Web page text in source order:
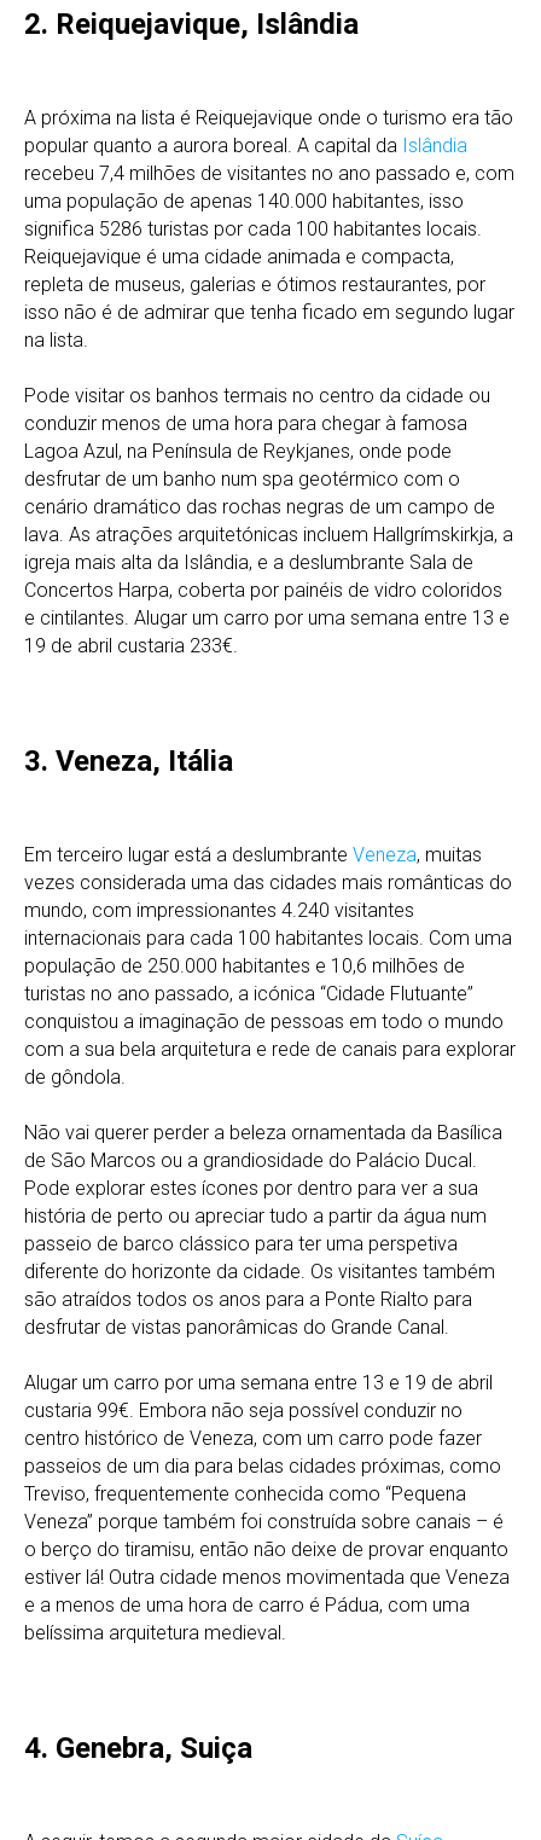
2. Reiquejavique, Islândia
A próxima na lista é Reiquejavique onde o turismo era tão
popular quanto a aurora boreal. A capital da Islândia
recebeu 7,4 milhões de visitantes no ano passado e, com
uma população de apenas 140.000 habitantes, isso
significa 5286 turistas por cada 100 habitantes locais.
Reiquejavique é uma cidade animada e compacta,
repleta de museus, galerias e ótimos restaurantes, por
isso não é de admirar que tenha ficado em segundo lugar
na lista.
Pode visitar os banhos termais no centro da cidade ou
conduzir menos de uma hora para chegar à famosa
Lagoa Azul, na Península de Reykjanes, onde pode
desfrutar de um banho num spa geotérmico com o
cenário dramático das rochas negras de um campo de
lava. As atrações arquitetónicas incluem Hallgrímskirkja, a
igreja mais alta da Islândia, e a deslumbrante Sala de
Concertos Harpa, coberta por painéis de vidro coloridos
e cintilantes. Alugar um carro por uma semana entre 13 e
19 de abril custaria 233€.
3. Veneza, Itália
Em terceiro lugar está a deslumbrante Veneza, muitas
vezes considerada uma das cidades mais românticas do
mundo, com impressionantes 4.240 visitantes
internacionais para cada 100 habitantes locais. Com uma
população de 250.000 habitantes e 10,6 milhões de
turistas no ano passado, a icónica “Cidade Flutuante”
conquistou a imaginação de pessoas em todo o mundo
com a sua bela arquitetura e rede de canais para explorar
de gôndola.
Não vai querer perder a beleza ornamentada da Basílica
de São Marcos ou a grandiosidade do Palácio Ducal.
Pode explorar estes ícones por dentro para ver a sua
história de perto ou apreciar tudo a partir da água num
passeio de barco clássico para ter uma perspetiva
diferente do horizonte da cidade. Os visitantes também
são atraídos todos os anos para a Ponte Rialto para
desfrutar de vistas panorâmicas do Grande Canal.
Alugar um carro por uma semana entre 13 e 19 de abril
custaria 99€. Embora não seja possível conduzir no
centro histórico de Veneza, com um carro pode fazer
passeios de um dia para belas cidades próximas, como
Treviso, frequentemente conhecida como “Pequena
Veneza” porque também foi construída sobre canais – é
o berço do tiramisu, então não deixe de provar enquanto
estiver lá! Outra cidade menos movimentada que Veneza
e a menos de uma hora de carro é Pádua, com uma
belíssima arquitetura medieval.
4. Genebra, Suiça